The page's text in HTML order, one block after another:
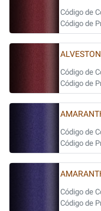
Código de
Código de
Código de
Código de
Código de
Código de
Código de
Código de